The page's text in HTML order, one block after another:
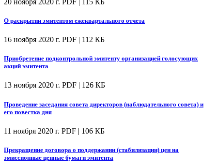
О раскрытии эмитентом ежеквартального отчета
16 ноября 2020 г. PDF | 112 КБ
Приобретение подконтрольной эмитенту организацией голосующих
акций эмитента
13 ноября 2020 г. PDF | 126 КБ
Проведение заседания совета директоров (наблюдательного совета) и
его повестка дня
11 ноября 2020 г. PDF | 106 КБ
Прекращение договора о поддержании (стабилизации) цен на
эмиссионные ценные бумаги эмитента